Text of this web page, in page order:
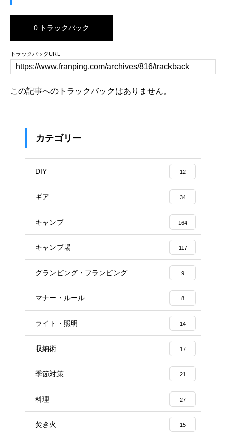
0 トラックバック
トラックバックURL
この記事へのトラックバックはありません。
カテゴリー
DIY 12
ギア 34
キャンプ 164
キャンプ場 117
グランピング・フランピング 9
マナー・ルール 8
ライト・照明 14
収納術 17
季節対策 21
料理 27
焚き火 15